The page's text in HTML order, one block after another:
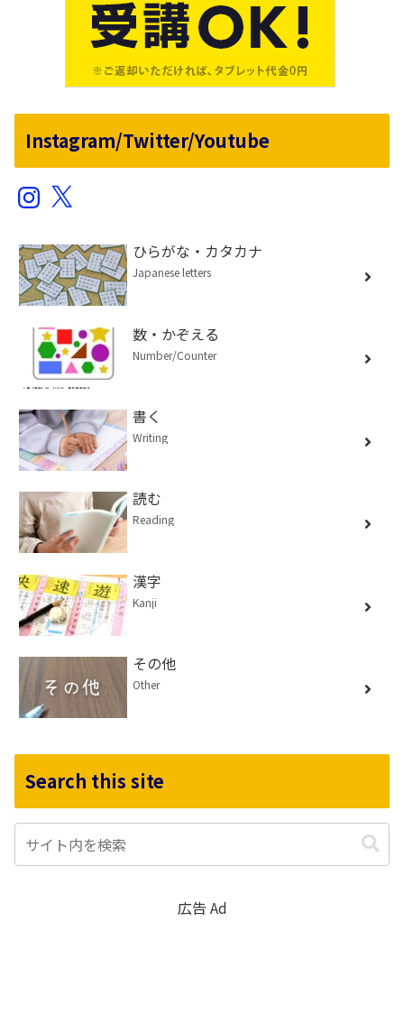
Instagram/Twitter/Youtube
Instagram
X
ひらがな・カタカナ
Japanese letters
数・かぞえる
Number/Counter
書く
Writing
読む
Reading
漢字
Kanji
その他
Other
Search this site
広告 Ad